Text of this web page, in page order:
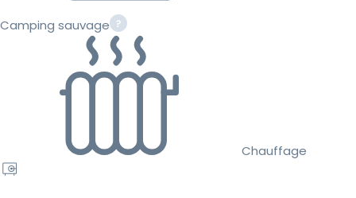
Camping sauvage
Chauffage